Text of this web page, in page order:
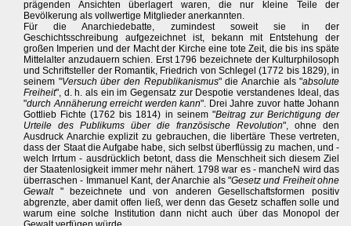
prägenden Ansichten überlagert waren, die nur kleine Teile der
Bevölkerung als vollwertige Mitglieder anerkannten.
Für die Anarchiedebatte, zumindest soweit sie in der
Geschichtsschreibung aufgezeichnet ist, bekann mit Entstehung der
großen Imperien und der Macht der Kirche eine tote Zeit, die bis ins späte
Mittelalter anzudauern schien. Erst 1796 bezeichnete der Kulturphilosoph
und Schriftsteller der Romantik, Friedrich von Schlegel (1772 bis 1829), in
seinem "Versuch über den Republikanismus" die Anarchie als "absolute
Freiheit", d. h. als ein im Gegensatz zur Despotie verstandenes Ideal, das
"durch Annäherung erreicht werden kann". Drei Jahre zuvor hatte Johann
Gottlieb Fichte (1762 bis 1814) in seinem "Beitrag zur Berichtigung der
Urteile des Publikums über die französische Revolution", ohne den
Ausdruck Anarchie explizit zu gebrauchen, die libertäre These vertreten,
dass der Staat die Aufgabe habe, sich selbst überflüssig zu machen, und -
welch Irrtum - ausdrücklich betont, dass die Menschheit sich diesem Ziel
der Staatenlosigkeit immer mehr nähert. 1798 war es - mancheN wird das
überraschen - Immanuel Kant, der Anarchie als "Gesetz und Freiheit ohne
Gewalt" bezeichnete und von anderen Gesellschaftsformen positiv
abgrenzte, aber damit offen ließ, wer denn das Gesetz schaffen solle und
warum eine solche Institution dann nicht auch über das Monopol der